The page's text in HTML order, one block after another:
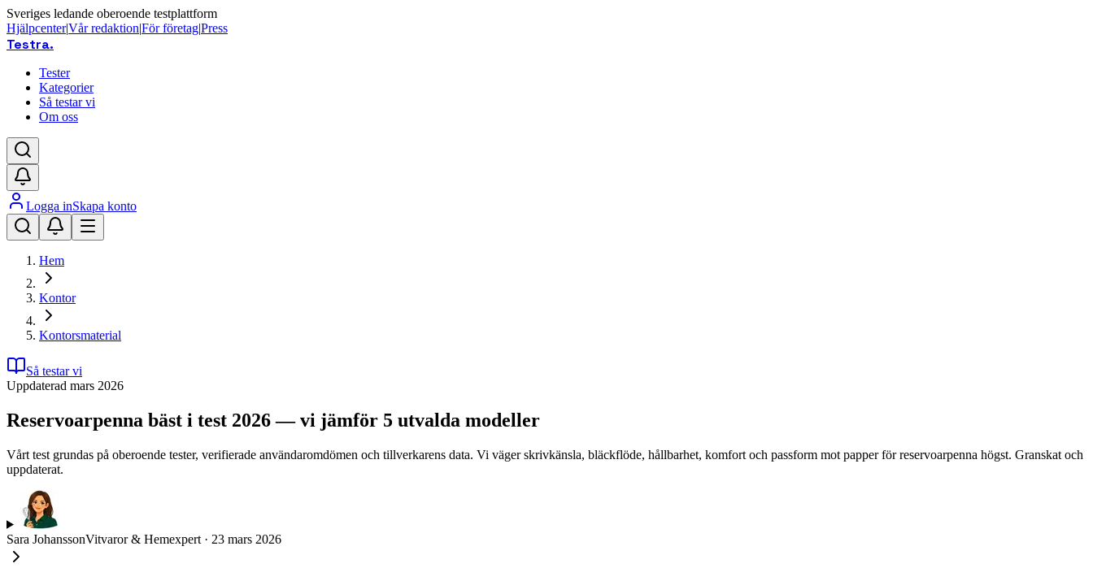
Sveriges ledande oberoende testplattform
Hjälpcenter|Vår redaktion|För företag|Press
Testra.
Tester
Kategorier
Så testar vi
Om oss
Logga inSkapa konto
Hem
Kontor
Kontorsmaterial
Så testar vi
Uppdaterad mars 2026
Reservoarpenna bäst i test 2026 — vi jämför 5 utvalda modeller
Vårt test grundas på oberoende tester, verifierade användaromdömen och tillverkarens data. Vi väger skrivkänsla, bläckflöde, hållbarhet, komfort och passform mot papper för reservoarpenna högst. Granskat och
uppdaterat.
Sara JohanssonVitvaror & Hemexpert · 23 mars 2026